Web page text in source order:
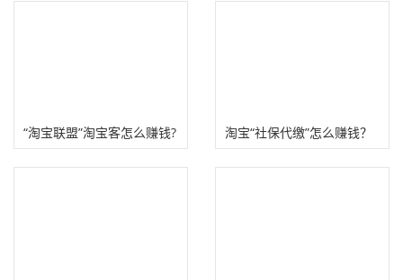
“淘宝联盟”淘宝客怎么赚钱? 淘宝“社保代缴”怎么赚钱？